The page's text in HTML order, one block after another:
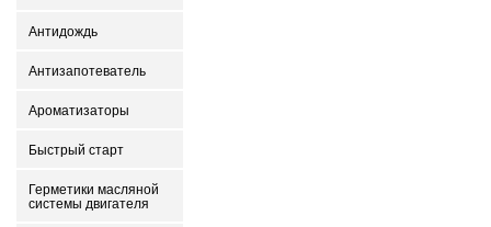
Антидождь
Антизапотеватель
Ароматизаторы
Быстрый старт
Герметики масляной
системы двигателя